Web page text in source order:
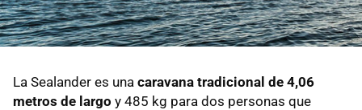
La Sealander es una caravana tradicional de 4,06
metros de largo y 485 kg para dos personas que